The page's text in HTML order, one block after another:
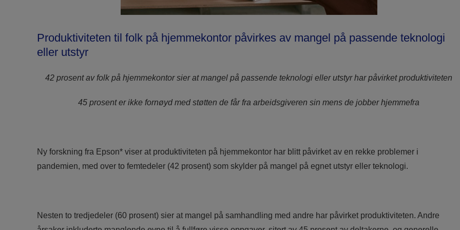
Produktiviteten til folk på hjemmekontor påvirkes av mangel på passende teknologi
eller utstyr
42 prosent av folk på hjemmekontor sier at mangel på passende teknologi eller utstyr har påvirket produktiviteten
45 prosent er ikke fornøyd med støtten de får fra arbeidsgiveren sin mens de jobber hjemmefra
Ny forskning fra Epson* viser at produktiviteten på hjemmekontor har blitt påvirket av en rekke problemer i
pandemien, med over to femtedeler (42 prosent) som skylder på mangel på egnet utstyr eller teknologi.
Nesten to tredjedeler (60 prosent) sier at mangel på samhandling med andre har påvirket produktiviteten. Andre